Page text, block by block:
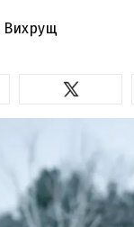
Вихрущ